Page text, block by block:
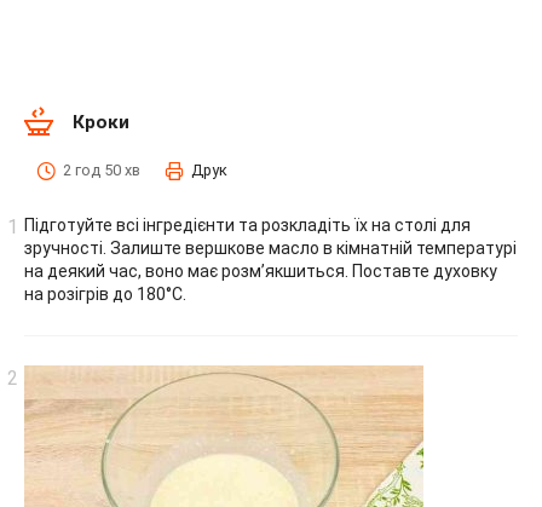
Кроки
2 год 50 хв Друк
Підготуйте всі інгредієнти та розкладіть їх на столі для
зручності. Залиште вершкове масло в кімнатній температурі
на деякий час, воно має розм’якшиться. Поставте духовку
на розігрів до 180°С.